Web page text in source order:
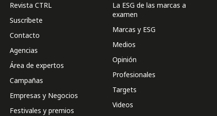
Revista CTRL
Suscríbete
Contacto
Agencias
Área de expertos
Campañas
Empresas y Negocios
Festivales y premios
La ESG de las marcas a
examen
Marcas y ESG
Medios
Opinión
Profesionales
Targets
Videos